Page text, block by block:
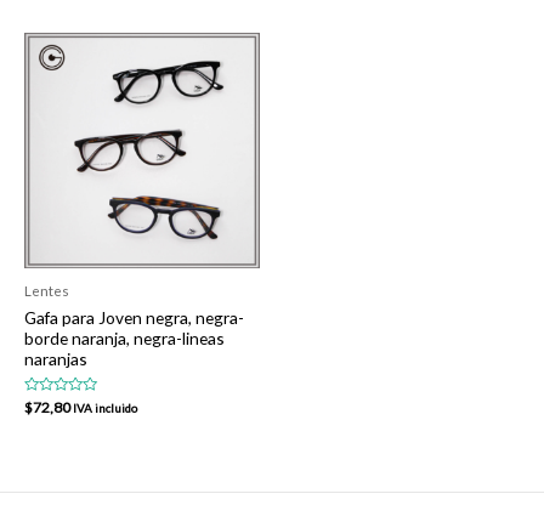
Lentes
Gafa para Joven negra, negra-
borde naranja, negra-lineas
naranjas
Valorado
en
$72,80 IVA incluido